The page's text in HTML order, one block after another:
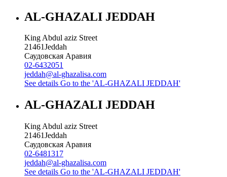
AL-GHAZALI JEDDAH
King Abdul aziz Street
21461Jeddah
Саудовская Аравия
02-6432051
jeddah@al-ghazalisa.com
See details Go to the 'AL-GHAZALI JEDDAH'
AL-GHAZALI JEDDAH
King Abdul aziz Street
21461Jeddah
Саудовская Аравия
02-6481317
jeddah@al-ghazalisa.com
See details Go to the 'AL-GHAZALI JEDDAH'